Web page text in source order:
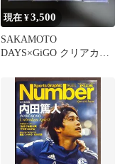
現在 ¥3,500
SAKAMOTO
DAYS×GiGO クリアカー
78枚